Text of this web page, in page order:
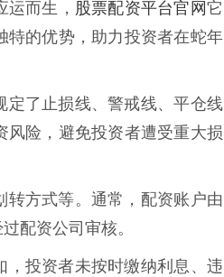
而生， 股票配资平台官网它
特的优势，助力投资者在蛇年
定了止损线、警戒线、平仓线
风险，避免投资者遭受重大损
转方式等。通常，配资账户由
配资公司审核。
，投资者未按时缴纳利息、违